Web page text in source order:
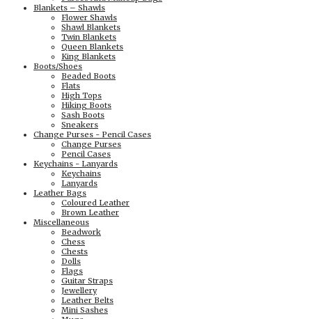
Blankets – Shawls
Flower Shawls
Shawl Blankets
Twin Blankets
Queen Blankets
King Blankets
Boots/Shoes
Beaded Boots
Flats
High Tops
Hiking Boots
Sash Boots
Sneakers
Change Purses - Pencil Cases
Change Purses
Pencil Cases
Keychains - Lanyards
Keychains
Lanyards
Leather Bags
Coloured Leather
Brown Leather
Miscellaneous
Beadwork
Chess
Chests
Dolls
Flags
Guitar Straps
Jewellery
Leather Belts
Mini Sashes